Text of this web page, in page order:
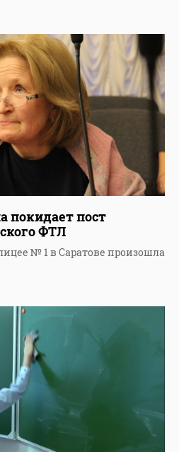
покидает пост
ФТЛ
№ 1 в Саратове произошла